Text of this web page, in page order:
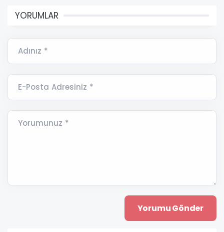
YORUMLAR
Adınız *
E-Posta Adresiniz *
Yorumunuz *